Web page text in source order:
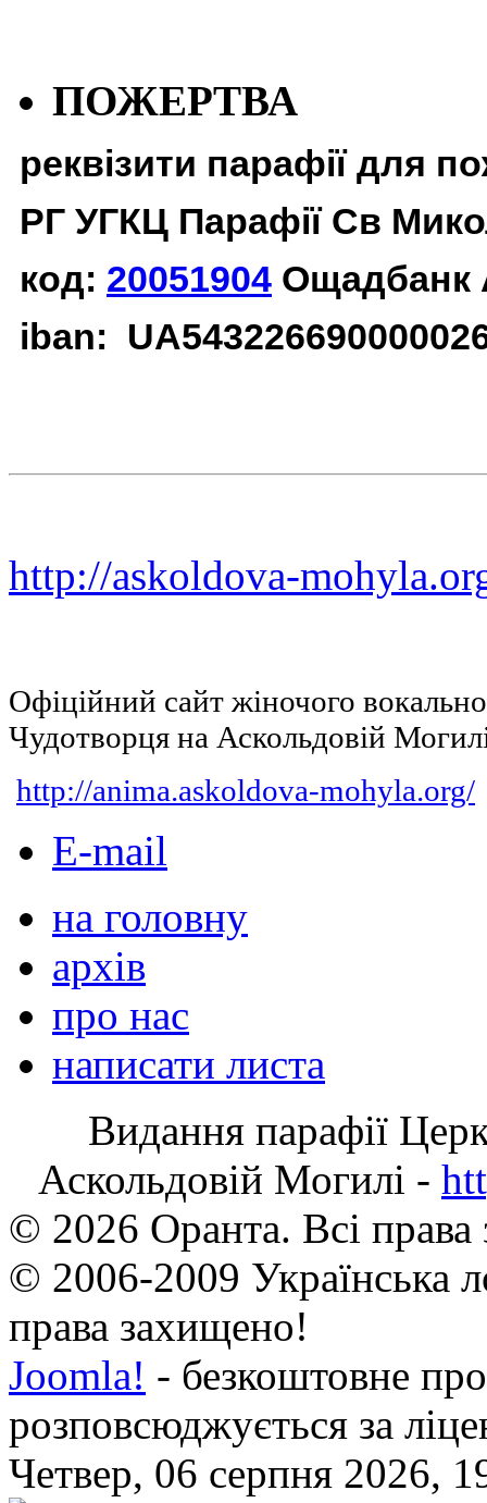
ПОЖЕРТВА
реквізити парафії для
РГ УГКЦ Парафії Св
код: 20051904 Ощадбанк
iban:
http://askoldova-
Офіційний сайт жіночого
Чудотворця на Аскольдовій
http://anima.askoldova-mohyla.org/
E-mail
на головну
архів
про нас
написати листа
Видання парафії
Аскольдовій Могилі -
© 2026 Оранта. Всі
© 2006-2009 Українська
права захищено!
Joomla! - безкоштовне
розповсюджується за
Четвер, 06 серпня 2026,